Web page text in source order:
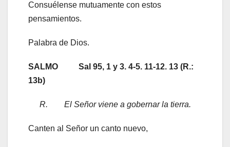
Consuélense mutuamente con estos
pensamientos.
Palabra de Dios.
SALMO Sal 95, 1 y 3. 4-5. 11-12. 13 (R.:
13b)
R. El Señor viene a gobernar la tierra.
Canten al Señor un canto nuevo,